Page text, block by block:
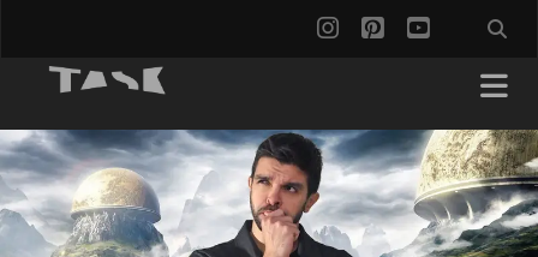
instagram
pinterest
youtube